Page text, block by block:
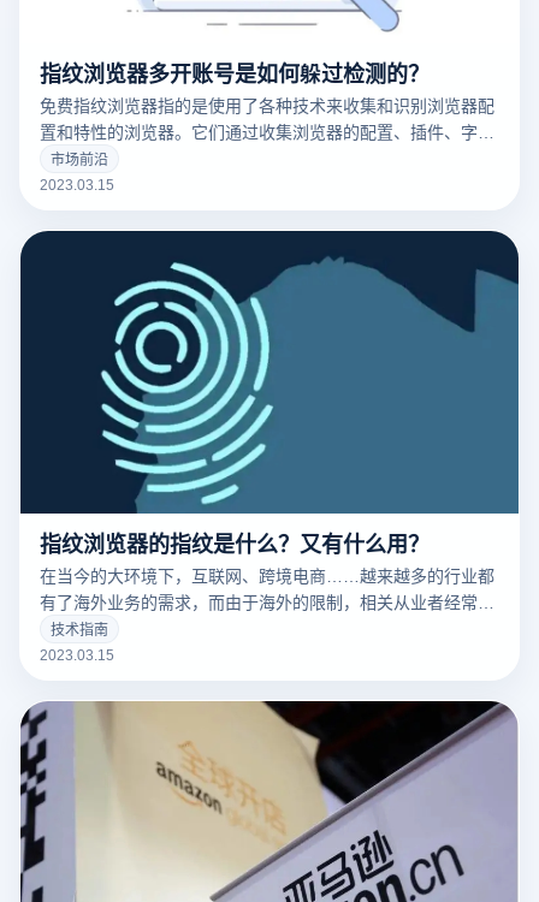
指纹浏览器多开账号是如何躲过检测的？
免费指纹浏览器指的是使用了各种技术来收集和识别浏览器配
置和特性的浏览器。它们通过收集浏览器的配置、插件、字
体、操作系统版本等信息来创建一个唯一的浏览器指纹，这可
以用于追踪用户的在线行为。
市场前沿
2023.03.15
指纹浏览器的指纹是什么？又有什么用？
在当今的大环境下，互联网、跨境电商……越来越多的行业都
有了海外业务的需求，而由于海外的限制，相关从业者经常要
针对不同的工作内容用到不同的IP，这时候便要用到指纹浏览
器。要清楚的了解什么是指纹浏览器之前，我们需要知道什么
很大的不同
技术指南
2023.03.15